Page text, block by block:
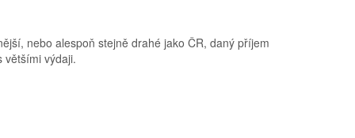
nebo alespoň stejně drahé jako ČR, daný příjem
většími výdaji.